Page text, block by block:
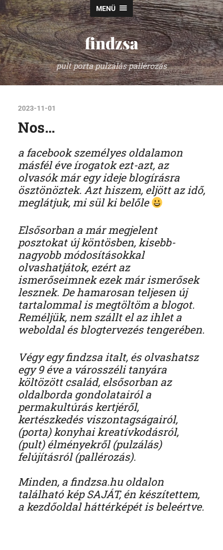
MENÜ
findzsa
pult porta pulzálás pallérozás
2023-11-01
Nos…
a facebook személyes oldalamon
másfél éve írogatok ezt-azt, az
olvasók már egy ideje blogírásra
ösztönöztek. Azt hiszem, eljött az idő,
meglátjuk, mi sül ki belőle
Elsősorban a már megjelent
posztokat új köntösben, kisebb-
nagyobb módosításokkal
olvashatjátok, ezért az
ismerőseimnek ezek már ismerősek
lesznek. De hamarosan teljesen új
tartalommal is megtöltöm a blogot.
Reméljük, nem szállt el az ihlet a
weboldal és blogtervezés tengerében.
Végy egy findzsa italt, és olvashatsz
egy 9 éve a városszéli tanyára
költözött család, elsősorban az
oldalborda gondolatairól a
permakultúrás kertjéről,
kertészkedés viszontagságairól,
(porta) konyhai kreatívkodásról,
(pult) élményekről (pulzálás)
felújításról (pallérozás).
Minden, a findzsa.hu oldalon
található kép SAJÁT, én készítettem,
a kezdőoldal háttérképét is beleértve.